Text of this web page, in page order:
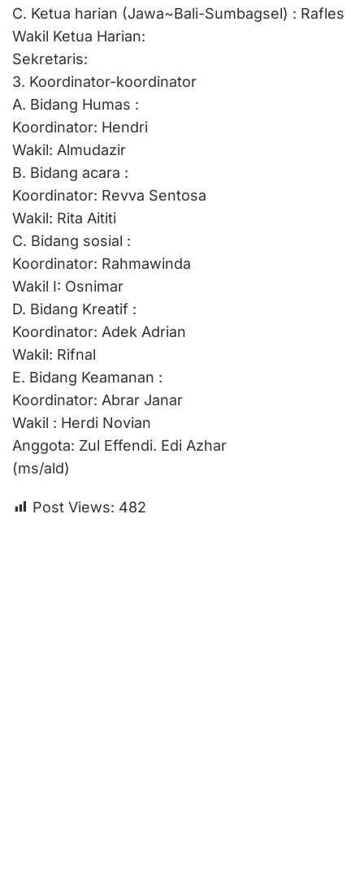
C. Ketua harian (Jawa~Bali-Sumbagsel) : Rafles
Wakil Ketua Harian:
Sekretaris:
3. Koordinator-koordinator
A. Bidang Humas :
Koordinator: Hendri
Wakil: Almudazir
B. Bidang acara :
Koordinator: Revva Sentosa
Wakil: Rita Aititi
C. Bidang sosial :
Koordinator: Rahmawinda
Wakil I: Osnimar
D. Bidang Kreatif :
Koordinator: Adek Adrian
Wakil: Rifnal
E. Bidang Keamanan :
Koordinator: Abrar Janar
Wakil : Herdi Novian
Anggota: Zul Effendi. Edi Azhar
(ms/ald)
Post Views: 482